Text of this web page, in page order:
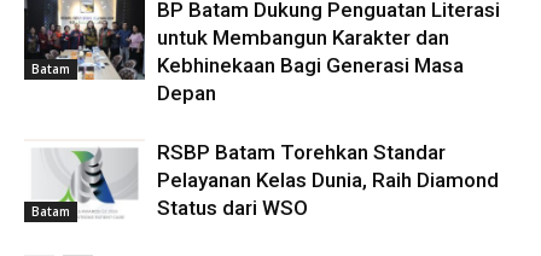
Batam
BP Batam Dukung Penguatan Literasi
untuk Membangun Karakter dan
Kebhinekaan Bagi Generasi Masa
Depan
Batam
RSBP Batam Torehkan Standar
Pelayanan Kelas Dunia, Raih Diamond
Status dari WSO